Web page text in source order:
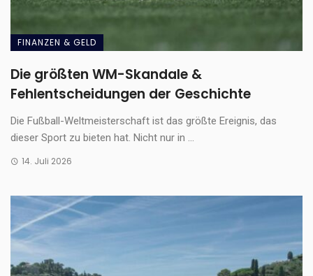
FINANZEN & GELD
Die größten WM-Skandale &
Fehlentscheidungen der Geschichte
Die Fußball-Weltmeisterschaft ist das größte Ereignis, das
dieser Sport zu bieten hat. Nicht nur in ...
14. Juli 2026